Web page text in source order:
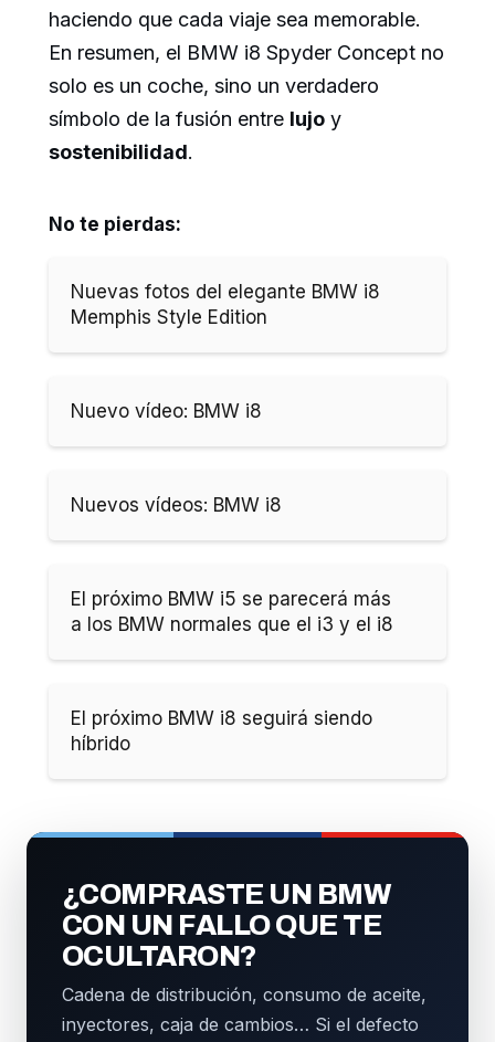
haciendo que cada viaje sea memorable.
En resumen, el BMW i8 Spyder Concept no
solo es un coche, sino un verdadero
símbolo de la fusión entre lujo y
sostenibilidad.
No te pierdas:
Nuevas fotos del elegante BMW i8
Memphis Style Edition
Nuevo vídeo: BMW i8
Nuevos vídeos: BMW i8
El próximo BMW i5 se parecerá más
a los BMW normales que el i3 y el i8
El próximo BMW i8 seguirá siendo
híbrido
¿COMPRASTE UN BMW
CON UN FALLO QUE TE
OCULTARON?
Cadena de distribución, consumo de aceite,
inyectores, caja de cambios… Si el defecto